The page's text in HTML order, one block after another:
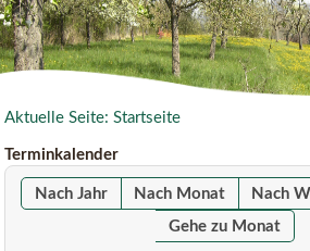
Aktuelle Seite:Startseite
Terminkalender
Nach Jahr Nach Monat Nach
Gehe zu Monat